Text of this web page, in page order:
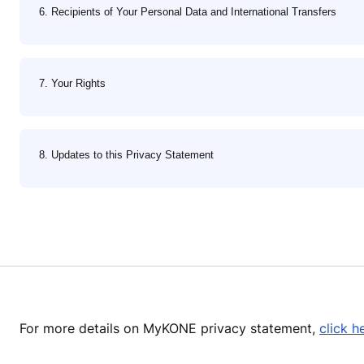
6. Recipients of Your Personal Data and International Transfers
7. Your Rights
8. Updates to this Privacy Statement
For more details on MyKONE privacy statement, click